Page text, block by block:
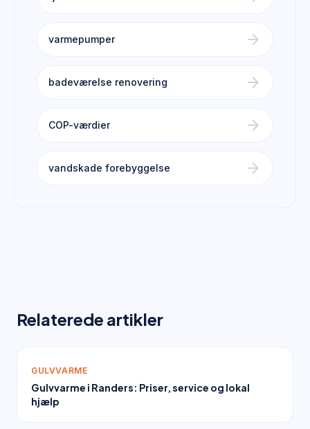
varmepumper arrow_forward
badeværelse renovering arrow_forward
COP-værdier arrow_forward
vandskade forebyggelse arrow_forward
Relaterede artikler
GULVVARME
Gulvvarme i Randers: Priser, service og lokal
hjælp